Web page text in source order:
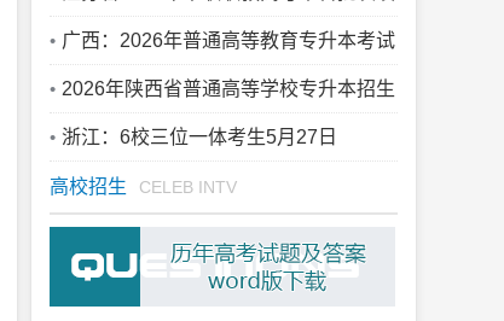
报征求平行志愿通告
广西：2026年普通高等教育专升本考试
招生录取工作安排
2026年陕西省普通高等学校专升本招生
录取退役大学生士兵免试生、专项计划征
集志愿公告
浙江：6校三位一体考生5月27日
（24:00截止）网上确认志愿
高校招生 CELEB INTV